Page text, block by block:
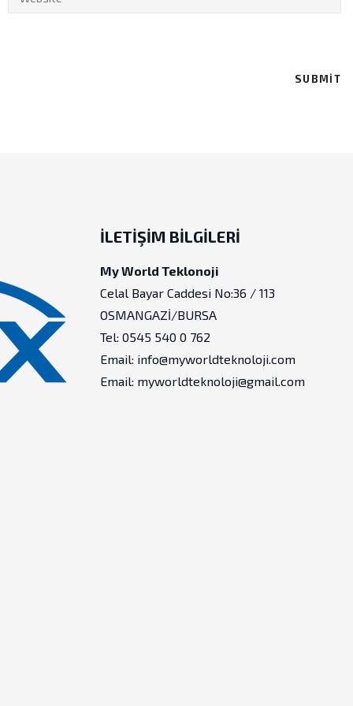
İLETIŞIM BILGILERI
My World Teklonoji
Celal Bayar Caddesi No:36 / 113
OSMANGAZİ/BURSA
Tel: 0545 540 0 762
Email: info@myworldteknoloji.com
Email: myworldteknoloji@gmail.com